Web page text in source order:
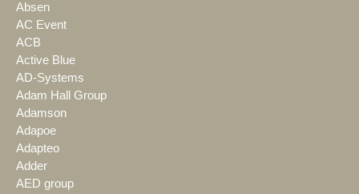
Absen
AC Event
ACB
Active Blue
AD-Systems
Adam Hall Group
Adamson
Adapoe
Adapteo
Adder
AED group